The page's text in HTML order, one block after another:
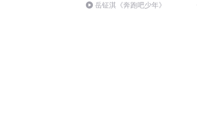
岳钲淇《奔跑吧少年》